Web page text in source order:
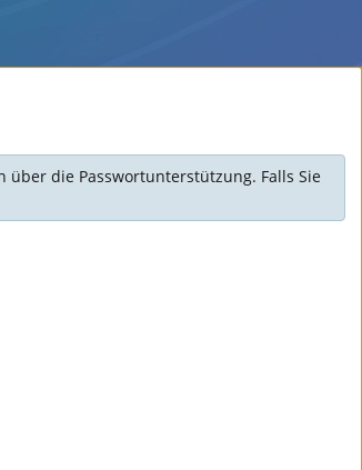
über die Passwortunterstützung. Falls Sie